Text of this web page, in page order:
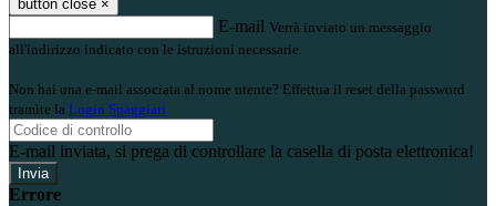
button close ×
E-mail Verrà inviato un messaggio
all'indirizzo indicato con le istruzioni necessarie.
Non hai una e-mail associata al nome utente? Effettua il reset della password
tramite la Login Spaggiari
E-mail inviata, si prega di controllare la casella di posta elettronica!
Errore